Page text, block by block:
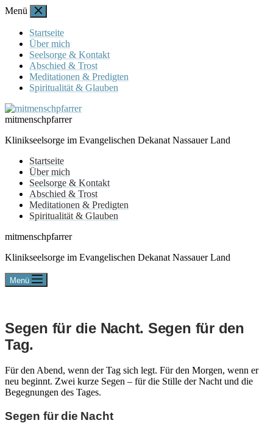
Zum
springen
Menü
Startseite
Über mich
Seelsorge & Kontakt
Abschied & Trost
Meditationen & Predigten
Spiritualität & Glauben
mitmenschpfarrer
Klinikseelsorge im Evangelischen Dekanat Nassauer Land
Startseite
Über mich
Seelsorge & Kontakt
Abschied & Trost
Meditationen & Predigten
Spiritualität & Glauben
mitmenschpfarrer
Klinikseelsorge im Evangelischen Dekanat Nassauer Land
Menü
Segen für die Nacht. Segen für den
Tag.
Für den Abend, wenn der Tag sich legt. Für den Morgen, wenn er
neu beginnt. Zwei kurze Segen – für die Stille der Nacht und die
Begegnungen des Tages.
Segen für die Nacht